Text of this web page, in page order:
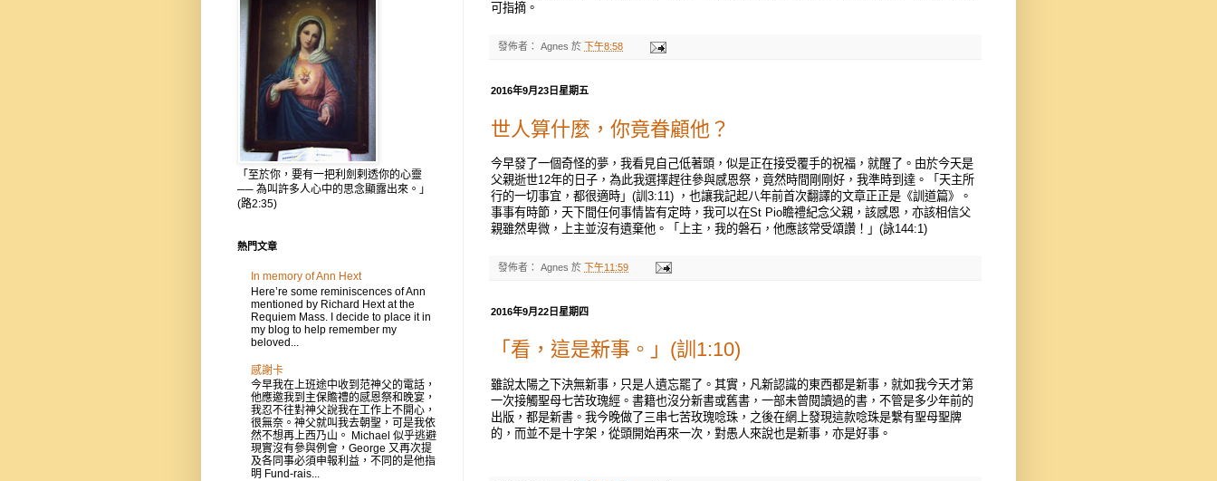
可指摘。
發佈者： Agnes 於 下午8:58
2016年9月23日星期五
世人算什麼，你竟眷顧他？
今早發了一個奇怪的夢，我看見自己低著頭，似是正在接受覆手的祝福，就醒了。由於今天是
父親逝世12年的日子，為此我選擇趕往參與感恩祭，竟然時間剛剛好，我準時到達。「天主所
行的一切事宜，都很適時」(訓3:11) ，也讓我記起八年前首次翻譯的文章正正是《訓道篇》。
事事有時節，天下間任何事情皆有定時，我可以在St Pio瞻禮紀念父親，該感恩，亦該相信父
親雖然卑微，上主並沒有遺棄他。「上主，我的磐石，他應該常受頌讚！」(詠144:1)
發佈者： Agnes 於 下午11:59
2016年9月22日星期四
「看，這是新事。」(訓1:10)
雖說太陽之下決無新事，只是人遺忘罷了。其實，凡新認識的東西都是新事，就如我今天才第
一次接觸聖母七苦玫瑰經。書籍也沒分新書或舊書，一部未曾閱讀過的書，不管是多少年前的
出版，都是新書。我今晚做了三串七苦玫瑰唸珠，之後在網上發現這款唸珠是繫有聖母聖牌
的，而並不是十字架，從頭開始再來一次，對愚人來說也是新事，亦是好事。
「至於你，要有一把利劍剌透你的心靈
── 為叫許多人心中的思念顯露出來。」
(路2:35)
熱門文章
In memory of Ann Hext
Here’re some reminiscences of Ann
mentioned by Richard Hext at the
Requiem Mass. I decide to place it in
my blog to help remember my
beloved...
感謝卡
今早我在上班途中收到范神父的電話，
他應邀我到主保贍禮的感恩祭和晚宴，
我忍不往對神父說我在工作上不開心，
很無奈。神父就叫我去朝聖，可是我依
然不想再上西乃山。 Michael 似乎逃避
現實沒有參與例會，George 又再次提
及各同事必須申報利益，不同的是他指
明 Fund-rais...